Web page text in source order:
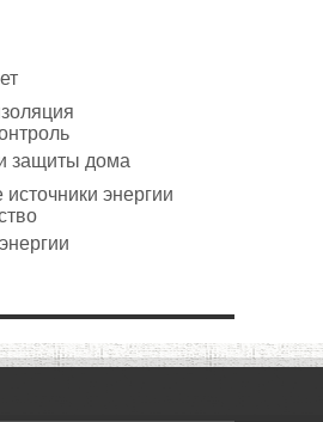
защиты дома
энергии